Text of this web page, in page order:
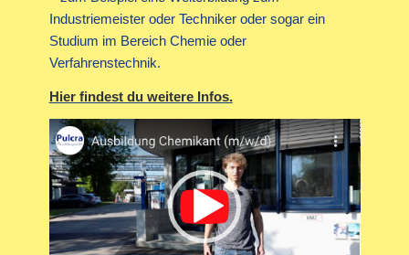
Industriemeister oder Techniker oder sogar ein
Studium im Bereich Chemie oder
Verfahrenstechnik.
Hier findest du weitere Infos.